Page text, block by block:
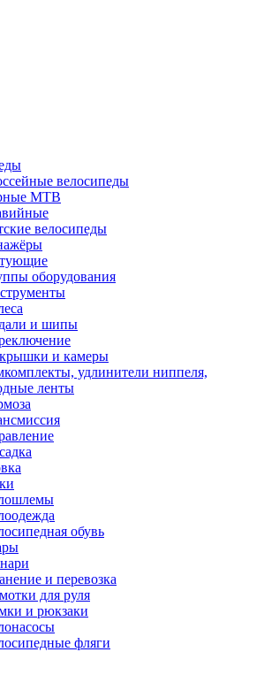
велосипеды
МTB
велосипеды
оборудования
и шипы
и камеры
удлинители ниппеля,
ленты
обувь
и перевозка
для руля
и рюкзаки
фляги